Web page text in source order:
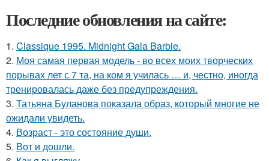
Последние обновления на сайте:
1. Classique 1995. Midnight Gala Barbie.
2. Моя самая первая модель - во всех моих творческих
порывах лет с 7 та, на ком я училась … и, честно, иногда
тренировалась даже без предупреждения.
3. Татьяна Буланова показала образ, который многие не
ожидали увидеть.
4. Возраст - это состояние души.
5. Вот и дошли.